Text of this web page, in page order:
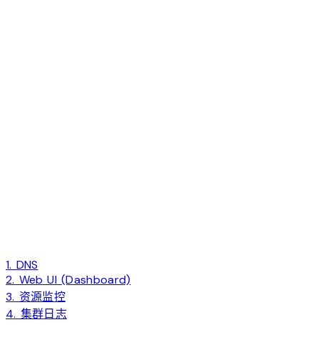
1. DNS
2. Web UI (Dashboard)
3. 资源监控
4. 集群日志